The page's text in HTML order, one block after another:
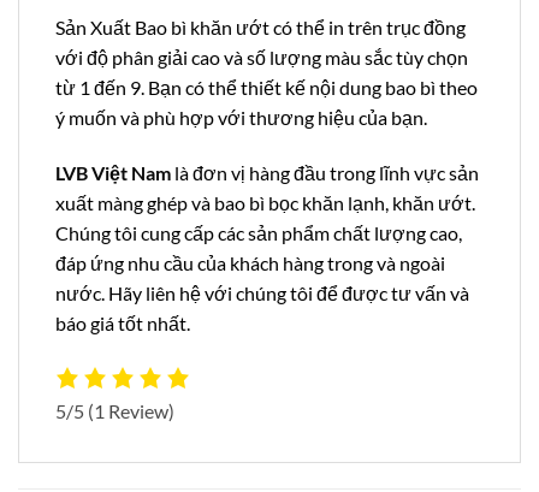
Sản Xuất Bao bì khăn ướt có thể in trên trục đồng
với độ phân giải cao và số lượng màu sắc tùy chọn
từ 1 đến 9. Bạn có thể thiết kế nội dung bao bì theo
ý muốn và phù hợp với thương hiệu của bạn.
LVB Việt Nam là đơn vị hàng đầu trong lĩnh vực sản
xuất màng ghép và bao bì bọc khăn lạnh, khăn ướt.
Chúng tôi cung cấp các sản phẩm chất lượng cao,
đáp ứng nhu cầu của khách hàng trong và ngoài
nước. Hãy liên hệ với chúng tôi để được tư vấn và
báo giá tốt nhất.
5/5 (1 Review)